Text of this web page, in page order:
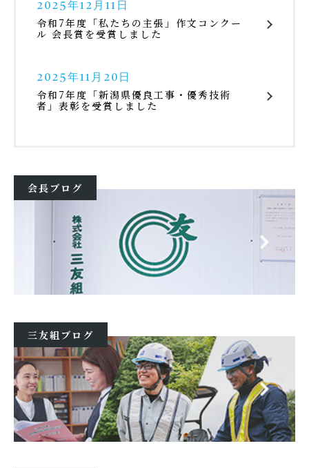
2025年12月11日
令和7年度「私たちの主張」作文コンクー
ル 会長賞を受賞しました
2025年11月20日
令和7年度「新潟県優良工事・優秀技術
者」表彰を受賞しました
会長ブログ
三友組ブログ